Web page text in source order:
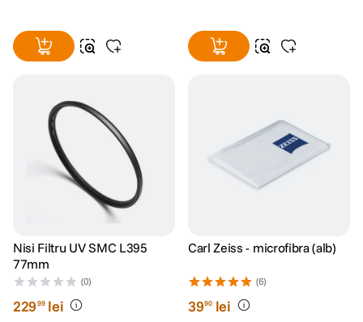
Nisi Filtru UV SMC L395
77mm
(0)
22999 lei
Carl Zeiss - microfibra (alb)
(6)
3990 lei